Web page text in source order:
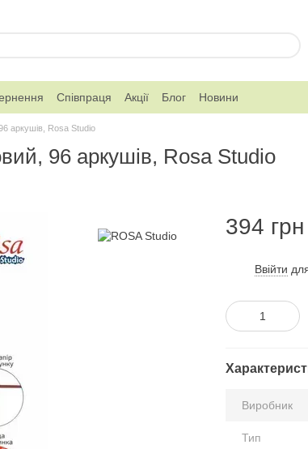
Співпраця Акції Блог
Новини
аркушів, Rosa Studio
96 аркушів, Rosa Studio
394 грн
Ввійти
Виробник
Тип